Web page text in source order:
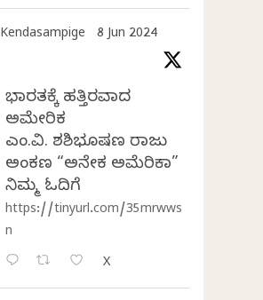
Kendasampige 8 Jun 2024
ಭಾರತಕ್ಕೆ ಹತ್ತಿರವಾದ
ಅಮೇರಿಕ
ಎಂ.ವಿ. ಶಶಿಭೂಷಣ ರಾಜು
ಅಂಕಣ “ಅನೇಕ ಅಮೆರಿಕಾ”
ನಿಮ್ಮ ಓದಿಗೆ
https://tinyurl.com/35mrwws
n
X